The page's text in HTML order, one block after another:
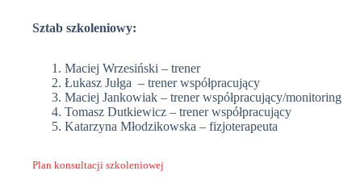
Sztab szkoleniowy:
Maciej Wrzesiński – trener
Łukasz Jułga – trener współpracujący
Maciej Jankowiak – trener współpracujący/monitoring
Tomasz Dutkiewicz – trener współpracujący
Katarzyna Młodzikowska – fizjoterapeuta
Plan konsultacji szkoleniowej